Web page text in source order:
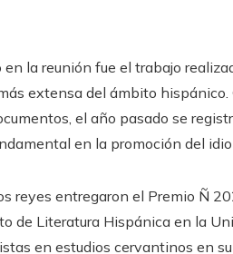
la reunión fue el trabajo
extensa del ámbito
el año pasado se
en la promoción del
reyes entregaron el Premio Ñ
de Literatura Hispánica en la
en estudios cervantinos en